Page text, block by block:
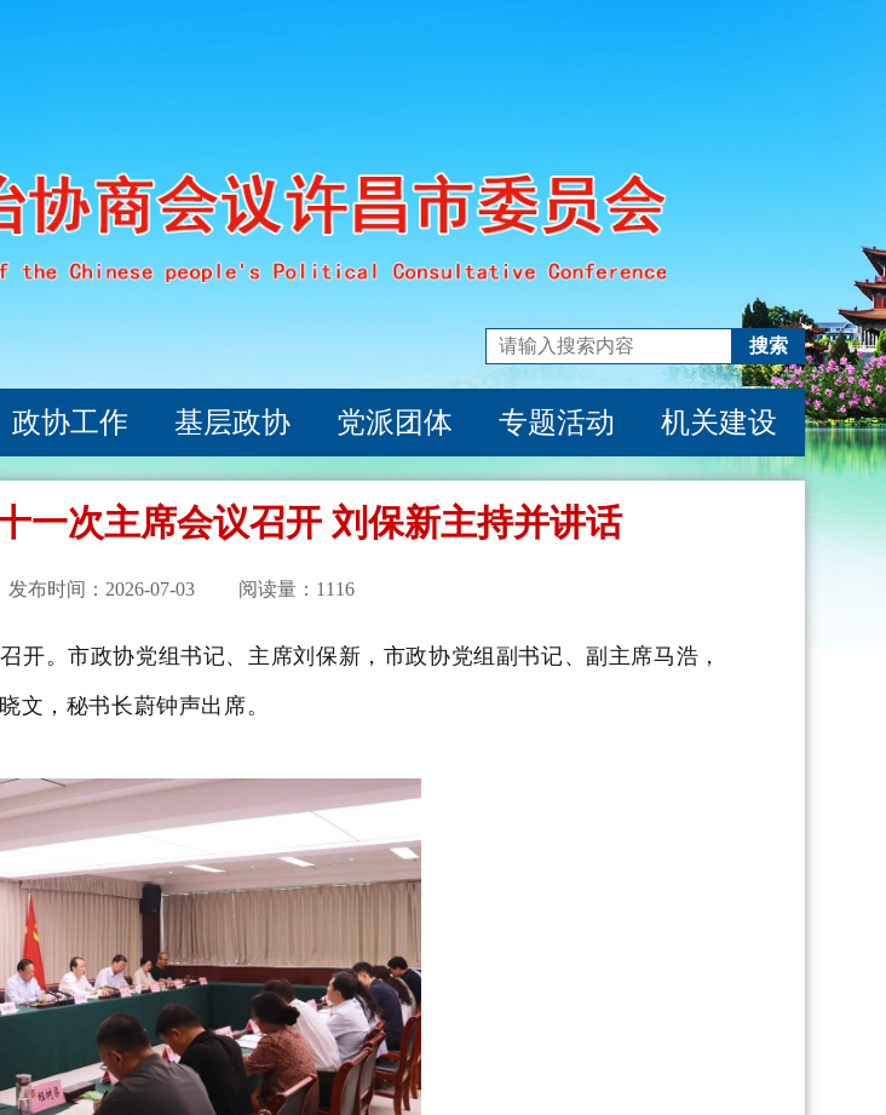
搜索
政协工作 基层政协 党派团体 专题活动 机关建设
一次主席会议召开 刘保新主持并讲话
布时间： 2026-07-03 阅读量：1116
开。市政协党组书记、主席刘保新，市政协党组副书记、副主席马浩，
文，秘书长蔚钟声出席。